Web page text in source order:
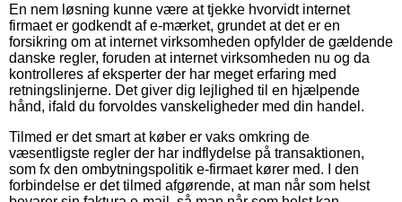
En nem løsning kunne være at tjekke hvorvidt internet
firmaet er godkendt af e-mærket, grundet at det er en
forsikring om at internet virksomheden opfylder de gældende
danske regler, foruden at internet virksomheden nu og da
kontrolleres af eksperter der har meget erfaring med
retningslinjerne. Det giver dig lejlighed til en hjælpende
hånd, ifald du forvoldes vanskeligheder med din handel.
Tilmed er det smart at køber er vaks omkring de
væsentligste regler der har indflydelse på transaktionen,
som fx den ombytningspolitik e-firmaet kører med. I den
forbindelse er det tilmed afgørende, at man når som helst